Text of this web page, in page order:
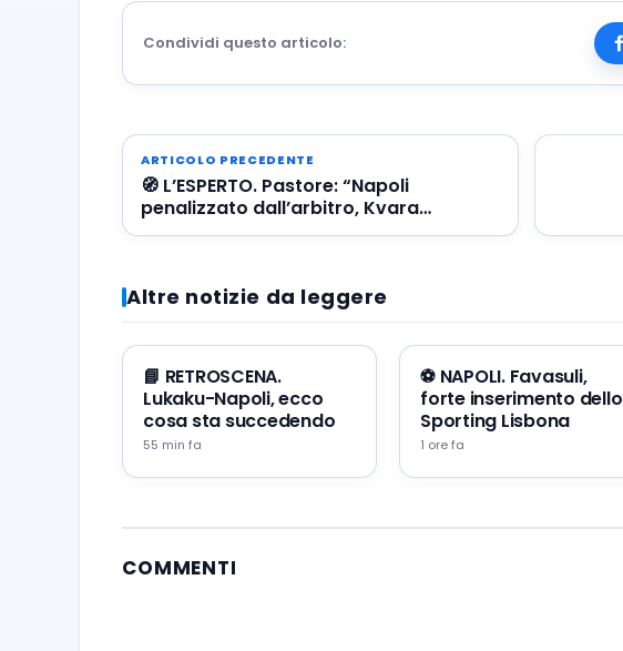
Condividi questo articolo:
ARTICOLO PRECEDENTE
🧭 L’ESPERTO. Pastore: “Napoli
penalizzato dall’arbitro, Kvara
tartassato dagli avversari”
Altre notizie da leggere
📘 RETROSCENA.
Lukaku-Napoli, ecco
cosa sta succedendo
55 min fa
⚽️ NAPOLI. Favasuli,
forte inserimento dello
Sporting Lisbona
1 ore fa
COMMENTI